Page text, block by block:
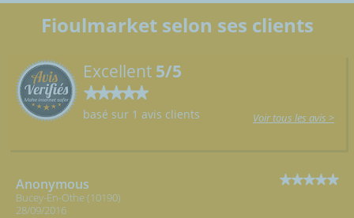
Fioulmarket selon ses clients
Excellent 5/5
basé sur 1 avis clients Voir tous les avis >
Anonymous
Bucey-En-Othe (10190)
28/09/2016